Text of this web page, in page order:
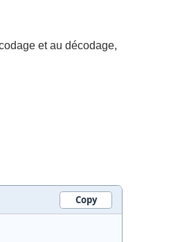
et au décodage,
Copy